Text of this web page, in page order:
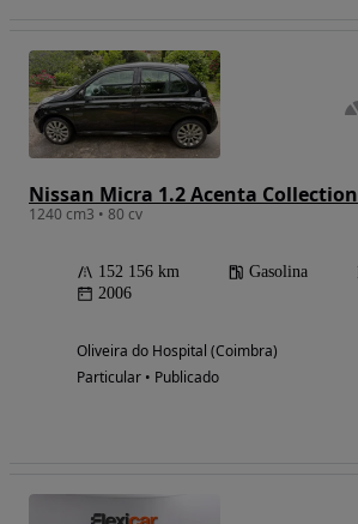
Nissan Micra 1.2 Acenta Collection
1240 cm3 • 80 cv
152 156 km Gasolina
2006
Oliveira do Hospital (Coimbra)
Particular • Publicado